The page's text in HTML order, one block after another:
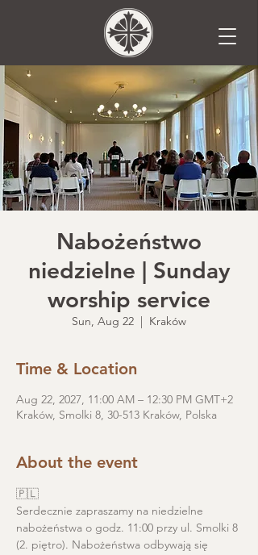
Nabożeństwo
niedzielne | Sunday
worship service
Sun, Aug 22
  |
Kraków
Time & Location
Aug 22, 2027, 11:00 AM – 12:30 PM GMT+2
Kraków, Smolki 8, 30-513 Kraków, Polska
About the event
🇵🇱
Serdecznie zapraszamy na niedzielne
nabożeństwa o godz. 11:00 przy ul. Smolki 8
(2. piętro). Nabożeństwa odbywają się